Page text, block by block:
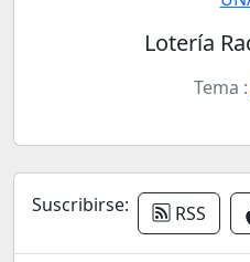
Lotería
Tema :
Suscribirse: RSS